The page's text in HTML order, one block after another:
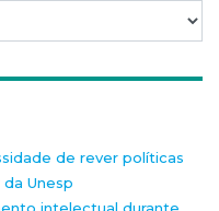
de rever políticas
Unesp